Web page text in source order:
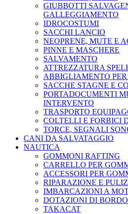
GIUBBOTTI
GALLEGGIAMENTO
IDROCOSTUMI
SACCHI LANCIO
NEOPRENE, MUTE E
PINNE E MASCHERE
SALVAMENTO
ATTREZZATURA
ABBIGLIAMENTO PER
SACCHE STAGNE E
PORTADOCUMENTI
INTERVENTO
TRASPORTO
COLTELLI E FORBICI
TORCE, SEGNALI
CANI DA SALVATAGGIO
NAUTICA
GOMMONI RAFTING
CARRELLO PER
ACCESSORI PER
RIPARAZIONE E
IMBARCAZIONI A
DOTAZIONI DI BORDO
TAKACAT